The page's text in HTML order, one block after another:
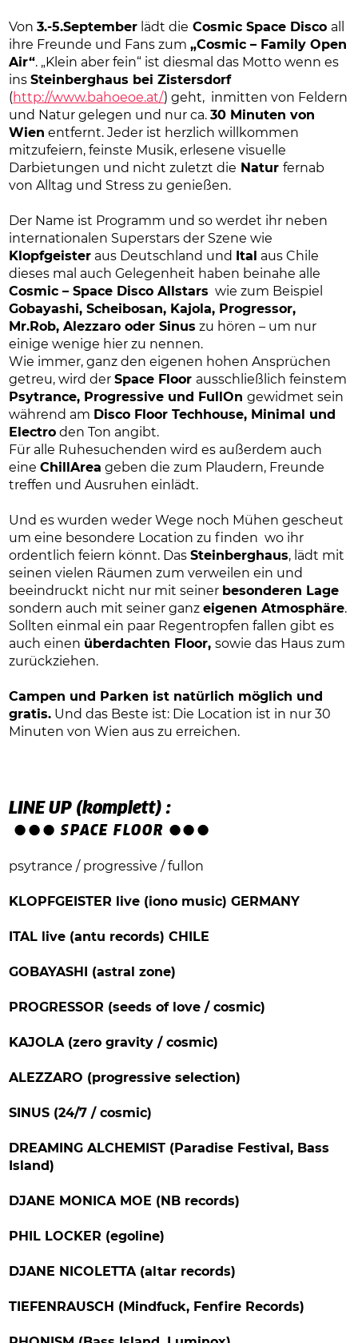
Von3.-5.September lädt die Cosmic Space Disco all
ihre Freunde und Fans zum„Cosmic – Family Open
Air“. „Klein aber fein“ ist diesmal das Motto wenn es
insSteinberghaus bei Zistersdorf
(http://www.bahoeoe.at/) geht, inmitten von Feldern
und Natur gelegen und nur ca.30 Minuten von
Wien entfernt. Jeder ist herzlich willkommen
mitzufeiern, feinste Musik, erlesene visuelle
Darbietungen und nicht zuletzt die Naturfernab
von Alltag und Stress zu genießen.
Der Name ist Programm und so werdet ihr neben
internationalen Superstars der Szene wie
Klopfgeister aus Deutschland und Ital
aus Chile
dieses mal auch Gelegenheit haben beinahe alle
Cosmic – Space Disco Allstars wie zum Beispiel
Gobayashi, Scheibosan, Kajola, Progressor,
Mr.Rob, Alezzaro oder Sinus zu hören – um nur
einige wenige hier zu nennen.
Wie immer, ganz den eigenen hohen Ansprüchen
getreu, wird derSpace Floor ausschließlich feinstem
Psytrance, Progressive und FullOngewidmet sein
während am Disco Floor Techhouse, Minimal und
Electro den Ton angibt.
Für alle Ruhesuchenden wird es außerdem auch
eineChillArea geben die zum Plaudern, Freunde
treffen und Ausruhen einlädt.
Und es wurden weder Wege noch Mühen gescheut
um eine besondere Location zu findenwo ihr
ordentlich feiern könnt. DasSteinberghaus, lädt mit
seinen vielen Räumen zum verweilen ein und
beeindruckt nicht nur mit seiner besonderen Lage
sondern auch mit seiner ganzeigenen Atmosphäre.
Sollten einmal ein paar Regentropfen fallen gibt es
auch einen überdachten Floor,sowie das Haus zum
zurückziehen.
Campen und Parken ist natürlich möglich und
gratis. Und das Beste ist: Die Location ist in nur 30
Minuten von Wien aus zu erreichen.
LINE UP (komplett) :
●●●SPACE FLOOR ●●●
psytrance / progressive / fullon
KLOPFGEISTER live (iono music) GERMANY
ITAL live (antu records) CHILE
GOBAYASHI (astral zone)
PROGRESSOR (seeds of love / cosmic)
KAJOLA (zero gravity / cosmic)
ALEZZARO (progressive selection)
SINUS (24/7 / cosmic)
DREAMING ALCHEMIST (Paradise Festival, Bass
Island)
DJANE MONICA MOE (NB records)
PHIL LOCKER (egoline)
DJANE NICOLETTA (altar records)
TIEFENRAUSCH (Mindfuck, Fenfire Records)